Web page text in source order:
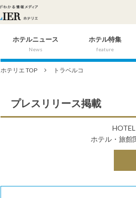
ホテルニュース
News
ホテル特集
feature
ホテリエ TOP トラベルコ
プレスリリース掲載
ホテル・旅館